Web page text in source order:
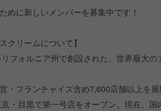
めに新しいメンバーを募集中です！
クリームについて】
フォルニア州で創設された、世界最大
・フランチャイズ含め7,600店舗以上を展
・目黒で第一号店をオープン。現在、